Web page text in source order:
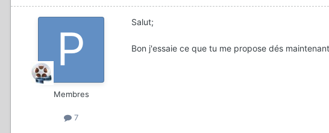
Membres
7
Salut;
Bon j'essaie ce que tu me propose dés maintenant